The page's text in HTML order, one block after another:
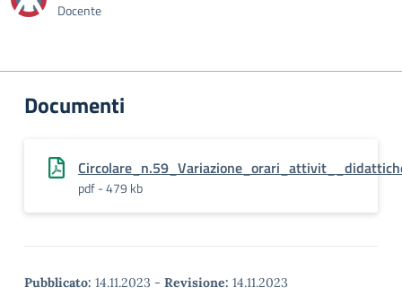
Docente
Documenti
pdf - 479 kb
Pubblicato: 14.11.2023 - Revisione: 14.11.2023